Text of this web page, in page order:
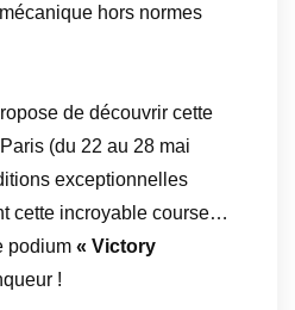
hors normes
de découvrir cette
(du 22 au 28 mai
exceptionnelles
cette incroyable course…
podium « Victory
!